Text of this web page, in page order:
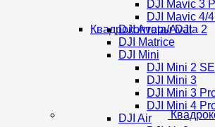
Квадрокоптеры DJI
DJI Mavic 3
DJI Mavic 4/
DJI Avata/Avata 2
DJI Matrice
DJI Mini
DJI Mini 2 SE
DJI Mini 3
DJI Mini 3
DJI Mini 4
DJI Air